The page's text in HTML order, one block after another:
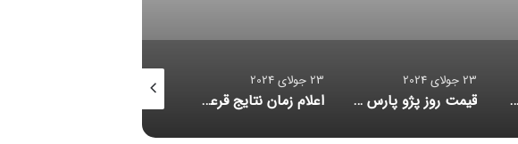
قیمت روز پژو پارس / این مدل پژو پارس ۶۴۰ میلیون تومان شد!
23 جولای 2024
اعلام زمان نتایج قرعه‌کشی خودروهای وارداتی
23 جولای 2024
شمار خانه خالی‌های تهران اعلام شد/ این تعداد مالیات دادند